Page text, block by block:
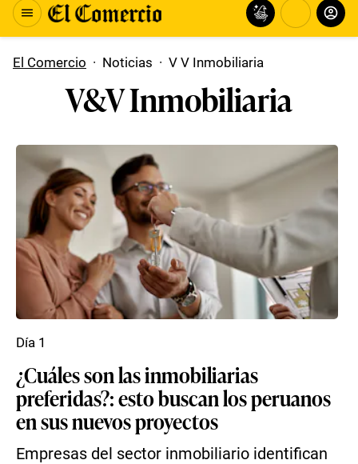
El Comercio · Noticias · V V Inmobiliaria
V&V Inmobiliaria
¿Cuáles son las inmobiliarias
preferidas?: esto buscan los peruanos
en sus nuevos proyectos
Empresas del sector inmobiliario identifican
Día 1